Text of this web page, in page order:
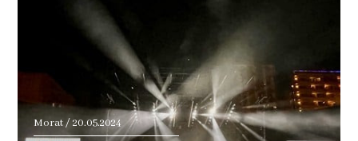
Morat / 20.05.2024